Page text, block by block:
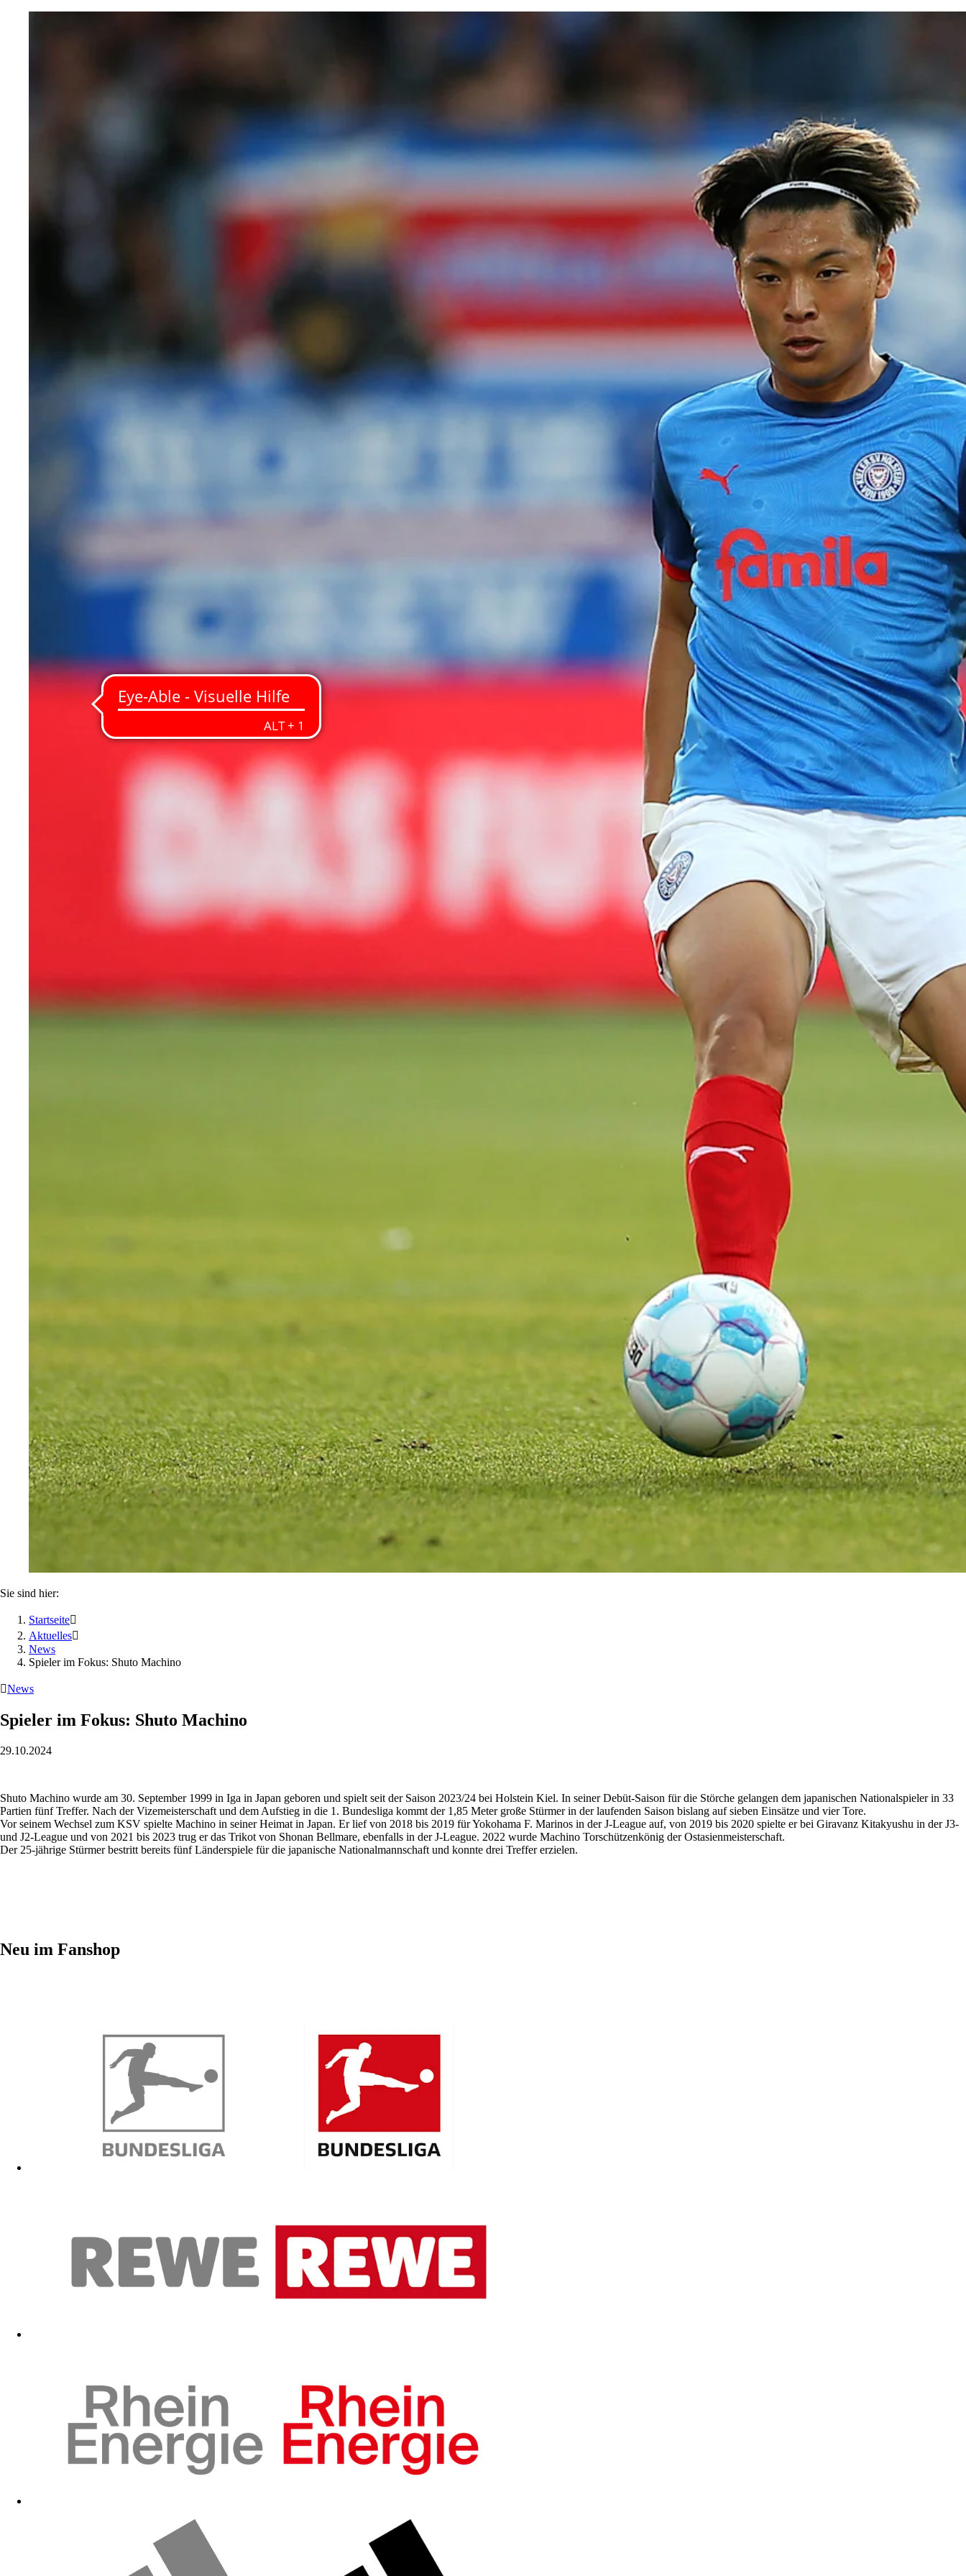
Sie sind hier:
Startseite
Aktuelles
News
Spieler im Fokus: Shuto Machino
News
Spieler im Fokus: Shuto Machino
29.10.2024
Shuto Machino wurde am 30. September 1999 in Iga in Japan geboren und spielt seit der Saison 2023/24 bei Holstein Kiel. In seiner Debüt-Saison für die Störche gelangen dem japanischen Nationalspieler in 33
Partien fünf Treffer. Nach der Vizemeisterschaft und dem Aufstieg in die 1. Bundesliga kommt der 1,85 Meter große Stürmer in der laufenden Saison bislang auf sieben Einsätze und vier Tore.
Vor seinem Wechsel zum KSV spielte Machino in seiner Heimat in Japan. Er lief von 2018 bis 2019 für Yokohama F. Marinos in der J-League auf, von 2019 bis 2020 spielte er bei Giravanz Kitakyushu in der J3-
und J2-League und von 2021 bis 2023 trug er das Trikot von Shonan Bellmare, ebenfalls in der J-League. 2022 wurde Machino Torschützenkönig der Ostasienmeisterschaft.
Der 25-jährige Stürmer bestritt bereits fünf Länderspiele für die japanische Nationalmannschaft und konnte drei Treffer erzielen.
Neu im Fanshop